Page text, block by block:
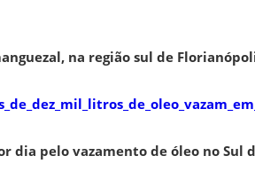
na região sul de
dia pelo vazamento de óleo no Sul